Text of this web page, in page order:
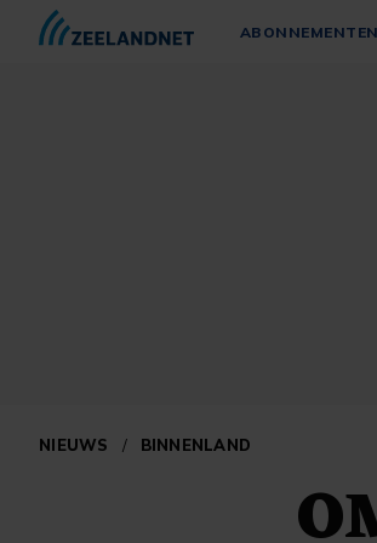
ABONNEMENTEN
NIEUWS / BINNENLAND